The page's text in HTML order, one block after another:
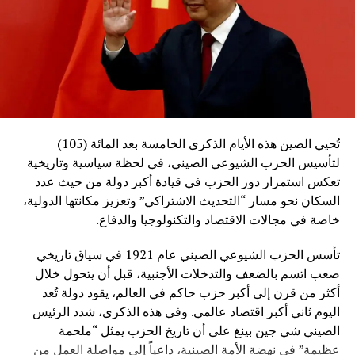
تُحيي الصين هذه الأيام الذكرى الخامسة بعد المائة (105)
لتأسيس الحزب الشيوعي الصيني، في لحظة سياسية وتاريخية
تعكس استمرار دور الحزب في قيادة أكبر دولة من حيث عدد
السكان نحو مسار “التحديث الاشتراكي” وتعزيز مكانتها الدولية،
خاصة في مجالات الاقتصاد والتكنولوجيا والدفاع.
تأسس الحزب الشيوعي الصيني عام 1921 في سياق تاريخي
صعب اتسم بالضعف والتدخلات الأجنبية، قبل أن يتحول خلال
أكثر من قرن إلى أكبر حزب حاكم في العالم، يقود دولة تُعد
اليوم ثاني أكبر اقتصاد عالمي. وفي هذه الذكرى، شدد الرئيس
الصيني شي جين بينغ على أن تاريخ الحزب يمثل “ملحمة
عظيمة” في نهضة الأمة الصينية، داعياً إلى مواصلة العمل من